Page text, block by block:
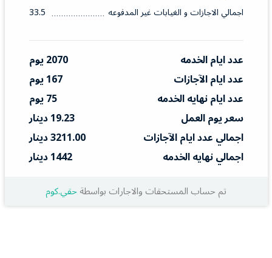
اجمالي الاجازات و الغيابات غير المدفوعه
33.5
عدد ايام الخدمه
2070 يوم
عدد ايام الآجازات
167 يوم
عدد ايام نهايه الخدمه
75 يوم
سعر يوم العمل
19.23 دينار
اجمالي عدد ايام الآجازات
3211.00 دينار
اجمالي نهايه الخدمه
1442 دينار
تم حساب المستحقات والاجارات بواسطةحقي.كوم